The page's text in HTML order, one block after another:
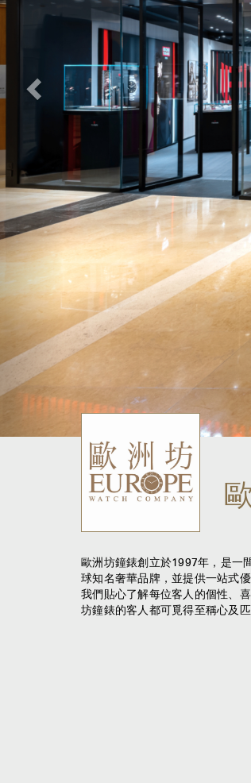
歐洲坊鐘錶創立於1997年，是一
球知名奢華品牌，並提供一站式
我們貼心了解每位客人的個性、
坊鐘錶的客人都可覓得至稱心及